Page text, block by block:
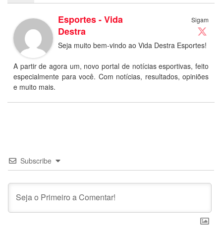
Sigam
Esportes - Vida
Destra
Seja muito bem-vindo ao Vida Destra Esportes!
A partir de agora um, novo portal de notícias esportivas, feito
especialmente para você. Com notícias, resultados, opiniões
e muito mais.
Subscribe